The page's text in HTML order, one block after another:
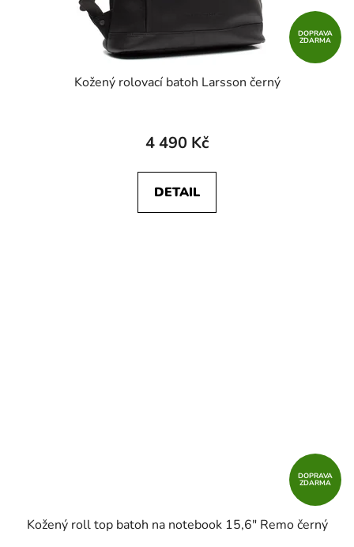
DOPRAVA
ZDARMA
Kožený rolovací batoh Larsson černý
4 490 Kč
DETAIL
DOPRAVA
ZDARMA
Kožený roll top batoh na notebook 15,6" Remo černý